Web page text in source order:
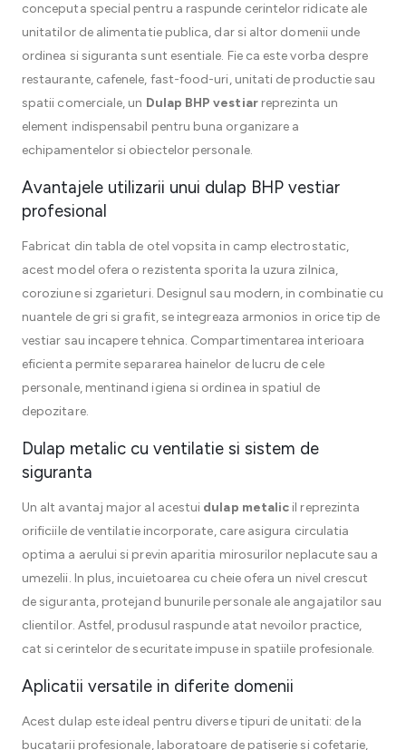
conceputa special pentru a raspunde cerintelor ridicate ale
unitatilor de alimentatie publica, dar si altor domenii unde
ordinea si siguranta sunt esentiale. Fie ca este vorba despre
restaurante, cafenele, fast-food-uri, unitati de productie sau
spatii comerciale, un Dulap BHP vestiarreprezinta un
element indispensabil pentru buna organizare a
echipamentelor si obiectelor personale.
Avantajele utilizarii unui dulap BHP vestiar
profesional
Fabricat din tabla de otel vopsita in camp electrostatic,
acest model ofera o rezistenta sporita la uzura zilnica,
coroziune si zgarieturi. Designul sau modern, in combinatie cu
nuantele de gri si grafit, se integreaza armonios in orice tip de
vestiar sau incapere tehnica. Compartimentarea interioara
eficienta permite separarea hainelor de lucru de cele
personale, mentinand igiena si ordinea in spatiul de
depozitare.
Dulap metalic cu ventilatie si sistem de
siguranta
Un alt avantaj major al acestui dulap metalic il reprezinta
orificiile de ventilatie incorporate, care asigura circulatia
optima a aerului si previn aparitia mirosurilor neplacute sau a
umezelii. In plus, incuietoarea cu cheie ofera un nivel crescut
de siguranta, protejand bunurile personale ale angajatilor sau
clientilor. Astfel, produsul raspunde atat nevoilor practice,
cat si cerintelor de securitate impuse in spatiile profesionale.
Aplicatii versatile in diferite domenii
Acest dulap este ideal pentru diverse tipuri de unitati: de la
bucatarii profesionale, laboratoare de patiserie si cofetarie,